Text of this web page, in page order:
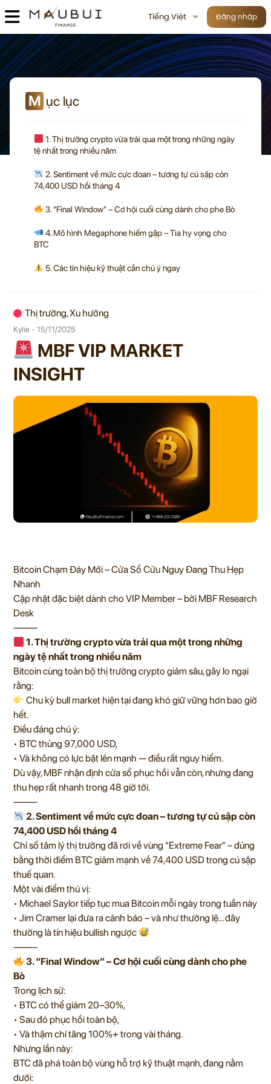
Tiếng Việt Đăng nhập
M ục lục
1. Thị trường crypto vừa trải qua một trong những ngày
tệ nhất trong nhiều năm
2. Sentiment về mức cực đoan – tương tự cú sập còn
74,400 USD hồi tháng 4
3. “Final Window” – Cơ hội cuối cùng dành cho phe Bò
4. Mô hình Megaphone hiếm gặp – Tia hy vọng cho
BTC
5. Các tín hiệu kỹ thuật cần chú ý ngay
Thị trường, Xu hướng
Kylie - 15/11/2025
MBF VIP MARKET
INSIGHT
Bitcoin Chạm Đáy Mới – Cửa Sổ Cứu Nguy Đang Thu Hẹp
Nhanh
Cập nhật đặc biệt dành cho VIP Member – bởi MBF Research
Desk
⸻
1. Thị trường crypto vừa trải qua một trong những
ngày tệ nhất trong nhiều năm
Bitcoin cùng toàn bộ thị trường crypto giảm sâu, gây lo ngại
rằng:
Chu kỳ bull market hiện tại đang khó giữ vững hơn bao giờ
hết.
Điều đáng chú ý:
• BTC thủng 97,000 USD,
• Và không có lực bật lên mạnh — điều rất nguy hiểm.
Dù vậy, MBF nhận định cửa sổ phục hồi vẫn còn, nhưng đang
thu hẹp rất nhanh trong 48 giờ tới.
⸻
2. Sentiment về mức cực đoan – tương tự cú sập còn
74,400 USD hồi tháng 4
Chỉ số tâm lý thị trường đã rơi về vùng “Extreme Fear” – đúng
bằng thời điểm BTC giảm mạnh về 74,400 USD trong cú sập
thuế quan.
Một vài điểm thú vị:
• Michael Saylor tiếp tục mua Bitcoin mỗi ngày trong tuần này
• Jim Cramer lại đưa ra cảnh báo – và như thường lệ… đây
thường là tín hiệu bullish ngược
⸻
3. “Final Window” – Cơ hội cuối cùng dành cho phe
Bò
Trong lịch sử:
• BTC có thể giảm 20–30%,
• Sau đó phục hồi toàn bộ,
• Và thậm chí tăng 100%+ trong vài tháng.
Nhưng lần này:
BTC đã phá toàn bộ vùng hỗ trợ kỹ thuật mạnh, đang nằm
dưới: